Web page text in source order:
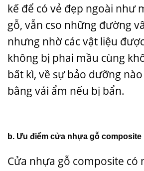
kế để có vẻ đẹp ngoài như
gỗ, vẫn cso những đường
nhưng nhờ các vật liệu
không bị phai mầu cùng
bất kì, về sự bảo dưỡng
bằng vải ẩm nếu bị bẩn.
b. Ưu điểm cửa nhựa gỗ composite
Cửa nhựa gỗ composite có